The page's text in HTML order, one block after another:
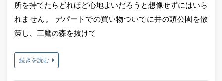
所を持てたらどれほど心地よいだろうと想像せずにはいら
れません。 デパートでの買い物ついでに井の頭公園を散
策し、三鷹の森を抜けて
続きを読む